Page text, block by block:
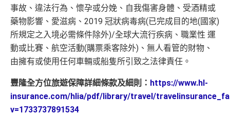
事故、違法行為、懷孕或分娩、自我傷害身體、受酒精或
藥物影響、愛滋病、2019 冠狀病毒病(已完成目的地(國家)
所規定之入境必需條件除外)/全球大流行疾病、職業性 運
動或比賽、航空活動(購票乘客除外)、無人看管的財物、
由擁有或使用任何車輛或船隻所引致之法律責任。
豐隆全方位旅遊保障詳細條款及細則： https://www.hl-
insurance.com/hlia/pdf/library/travel/
v=1733737891534